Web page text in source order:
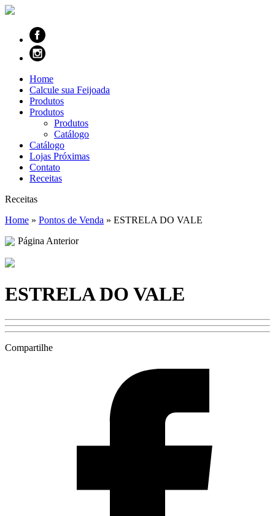
Home
Calcule sua Feijoada
Produtos
Produtos
Produtos
Catálogo
Catálogo
Lojas Próximas
Contato
Receitas
Receitas
Home » Pontos de Venda » ESTRELA DO VALE
Página Anterior
ESTRELA DO VALE
Compartilhe